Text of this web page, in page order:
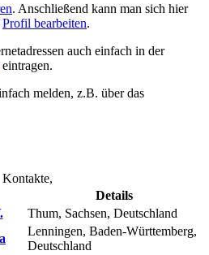
. Anschließend kann man sich hier
Profil bearbeiten.
auch einfach in der
eintragen.
melden, z.B. über das
Kontakte,
Details
Thum, Sachsen, Deutschland
Lenningen, Baden-Württemberg,
Deutschland